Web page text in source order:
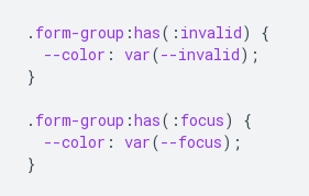
. form-group :has( : invalid)
{
--color : var(--invalid);
}
. form-group :has( : focus)
{
--color : var(--focus);
}